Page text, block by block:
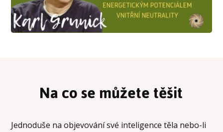
Na co se můžete těšit
Jednoduše na objevování své inteligence těla nebo-li